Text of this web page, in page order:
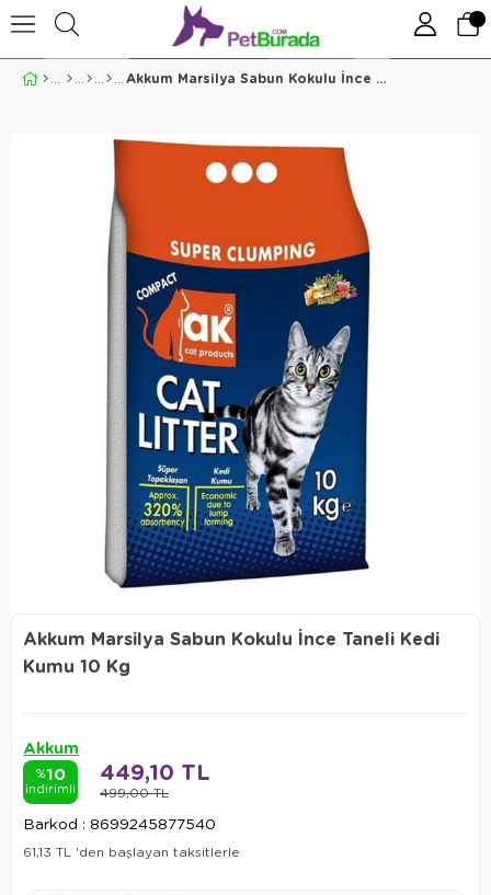
Akkum Marsilya Sabun Kokulu İnce Taneli Kedi Kumu 10 Kg
Akkum Marsilya Sabun Kokulu İnce Taneli Kedi
Kumu 10 Kg
Akkum
%10
indirimli 499,00 TL
449,10 TL
Barkod : 8699245877540
61,13 TL 'den başlayan taksitlerle